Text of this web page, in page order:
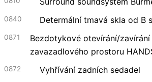
0840 Determální tmavá skla od B
0871
Bezdotykové otevírání/zavírání
zavazadlového prostoru
0872 Vyhřívání zadních sedadel